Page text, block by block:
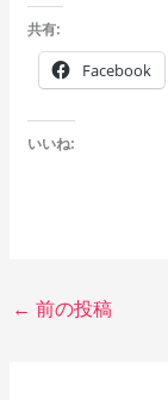
共有:
Facebook
いいね:
← 前の投稿